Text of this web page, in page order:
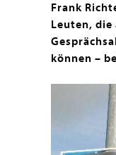
Frank
Leuten, die
können –